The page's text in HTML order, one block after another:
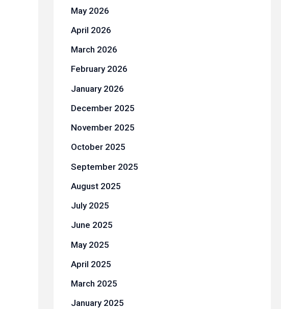
May 2026
April 2026
March 2026
February 2026
January 2026
December 2025
November 2025
October 2025
September 2025
August 2025
July 2025
June 2025
May 2025
April 2025
March 2025
January 2025